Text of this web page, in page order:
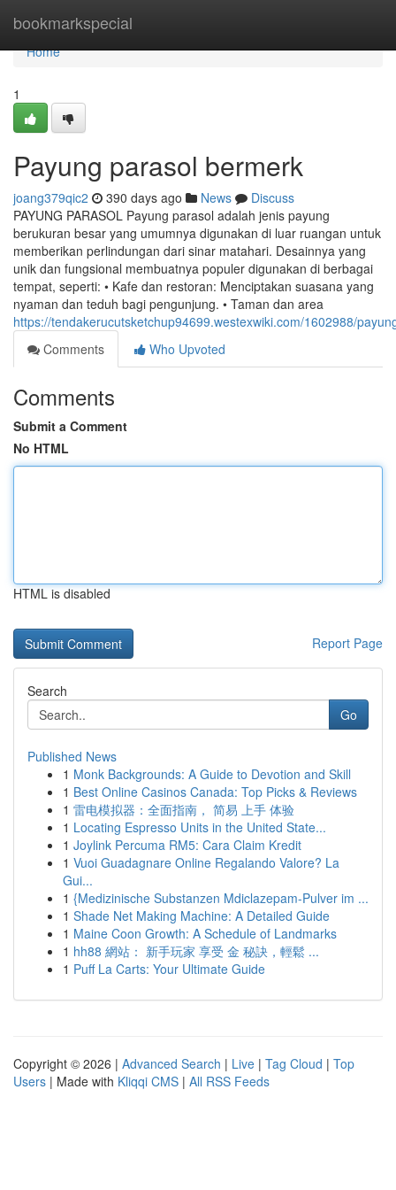
bookmarkspecial
Home
Home
1
Payung parasol bermerk
joang379qic2 390 days ago News
Discuss
PAYUNG PARASOL Payung parasol adalah jenis payung
berukuran besar yang umumnya digunakan di luar ruangan untuk
memberikan perlindungan dari sinar matahari. Desainnya yang
unik dan fungsional membuatnya populer digunakan di berbagai
tempat, seperti: • Kafe dan restoran: Menciptakan suasana yang
nyaman dan teduh bagi pengunjung. • Taman dan area
https://tendakerucutsketchup94699.westexwiki.com/1602988/
Comments
Who Upvoted
Comments
Submit a Comment
No HTML
HTML is disabled
Report Page
Search
Go
Published News
1 Monk Backgrounds: A Guide to Devotion and Skill
1 Best Online Casinos Canada: Top Picks & Reviews
1 雷电模拟器：全面指南， 简易 上手 体验
1 Locating Espresso Units in the United State...
1 Joylink Percuma RM5: Cara Claim Kredit
1 Vuoi Guadagnare Online Regalando Valore? La
Gui...
1 {Medizinische Substanzen Mdiclazepam-Pulver im ...
1 Shade Net Making Machine: A Detailed Guide
1 Maine Coon Growth: A Schedule of Landmarks
1 hh88 網站： 新手玩家 享受 金 秘訣，輕鬆 ...
1 Puff La Carts: Your Ultimate Guide
Copyright © 2026 | Advanced Search | Live | Tag Cloud | Top
Users | Made with Kliqqi CMS | All RSS Feeds